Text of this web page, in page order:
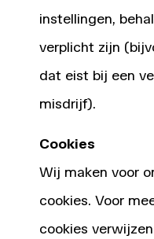
instellingen,
verplicht zijn
dat eist bij een
misdrijf).
Cookies
Wij maken voor
cookies. Voor
cookies